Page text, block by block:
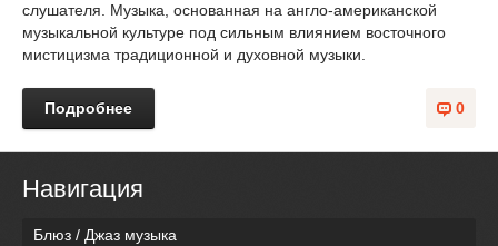
слушателя. Музыка, основанная на англо-американской
музыкальной культуре под сильным влиянием восточного
мистицизма традиционной и духовной музыки.
0
Подробнее
Навигация
Блюз / Джаз музыка